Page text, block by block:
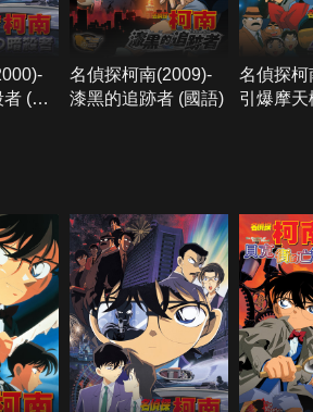
(國
名偵探柯南(2009)-
漆黑的追跡者 (國語)
名偵探柯
引爆摩天